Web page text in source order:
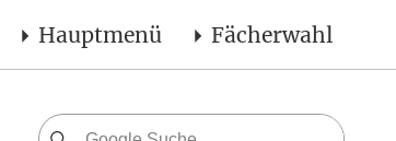
Hauptmenü Fächerwahl